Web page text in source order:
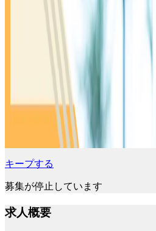
キープする
募集が停止しています
求人概要